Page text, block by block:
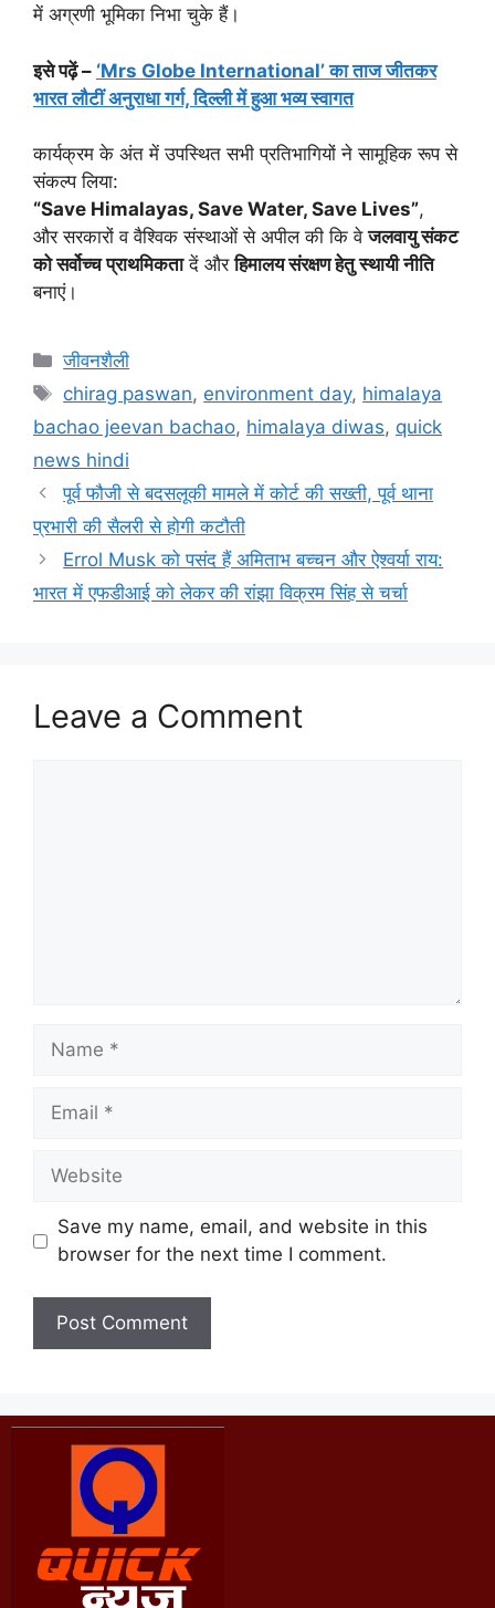
में अग्रणी भूमिका निभा चुके हैं।
इसे पढ़ें – ‘Mrs Globe International’ का ताज जीतकर
भारत लौटीं अनुराधा गर्ग, दिल्ली में हुआ भव्य स्वागत
कार्यक्रम के अंत में उपस्थित सभी प्रतिभागियों ने सामूहिक रूप से
संकल्प लिया:
“Save Himalayas, Save Water, Save Lives”,
और सरकारों व वैश्विक संस्थाओं से अपील की कि वेजलवायु संकट
को सर्वोच्च प्राथमिकतादें औरहिमालय संरक्षण हेतु स्थायी नीति
बनाएं।
जीवनशैली
chirag paswan, environment day, himalaya
bachao jeevan bachao, himalaya diwas, quick
news hindi
पूर्व फौजी से बदसलूकी मामले में कोर्ट की सख्ती, पूर्व थाना
प्रभारी की सैलरी से होगी कटौती
Errol Musk को पसंद हैं अमिताभ बच्चन और ऐश्वर्या राय:
भारत में एफडीआई को लेकर की रांझा विक्रम सिंह से चर्चा
Leave a Comment
Save my name, email, and website in this
browser for the next time I comment.